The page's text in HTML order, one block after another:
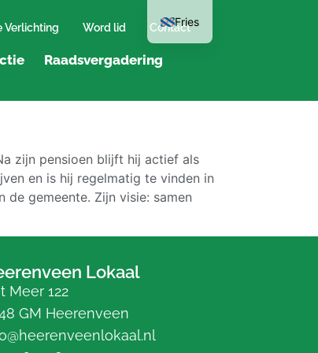
Verlichting Word lid Contact
Raadsvergadering
zijn pensioen blijft hij actief als
en is hij regelmatig te vinden in
gemeente. Zijn visie: samen
Lokaal
Meer 122
GM Heerenveen
Fries